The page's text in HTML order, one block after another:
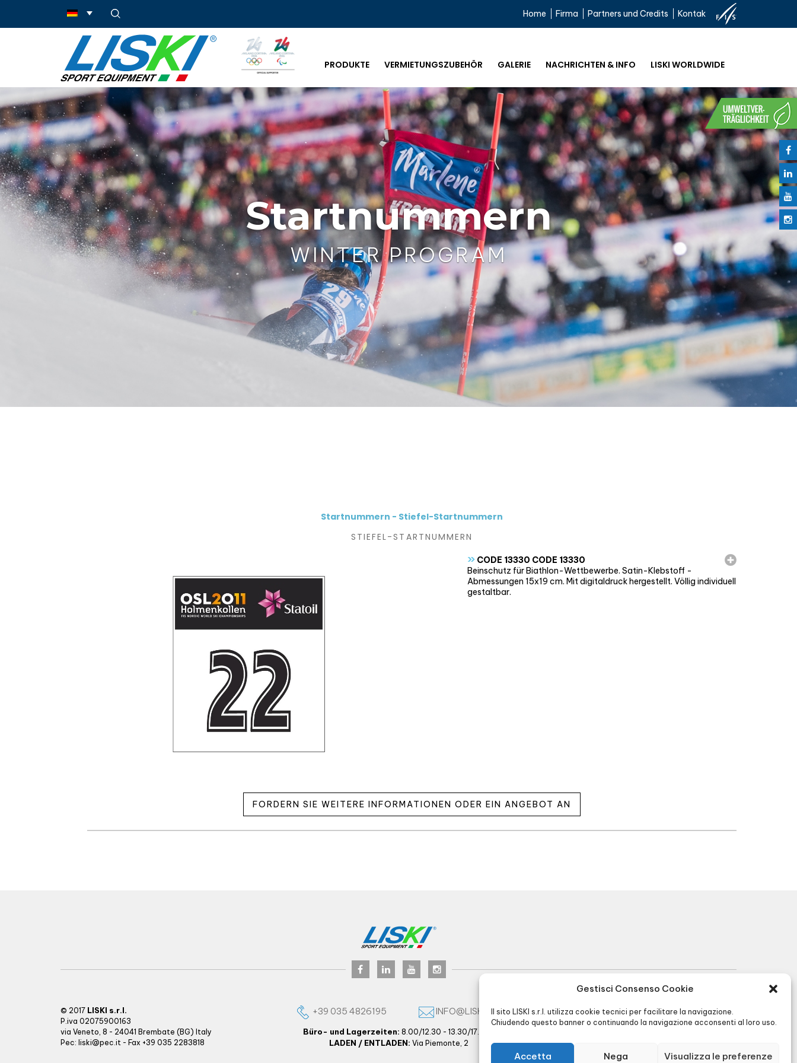
Gestisci Consenso Cookie
Il sito LISKI s.r.l. utilizza cookie tecnici per facilitare la navigazione.
Chiudendo questo banner o continuando la navigazione acconsenti al loro uso.
Accetta Nega Visualizza le preferenze
Home Firma Partners und Credits Kontak
PRODUKTE VERMIETUNGSZUBEHÖR GALERIE NACHRICHTEN & INFO LISKI WORLDWIDE
Startnummern
WINTER PROGRAM
Startnummern - Stiefel-Startnummern
STIEFEL-STARTNUMMERN
» CODE 13330 CODE 13330
Beinschutz für Biathlon-Wettbewerbe. Satin-Klebstoff -
Abmessungen 15x19 cm. Mit digitaldruck hergestellt. Völlig individuell
gestaltbar.
FORDERN SIE WEITERE INFORMATIONEN ODER EIN ANGEBOT AN
© 2017 LISKI s.r.l.
P.iva 02075900163
via Veneto, 8 - 24041 Brembate (BG) Italy
Pec: liski@pec.it - Fax +39 035 2283818
+39 035 4826195 INFO@LISKI.IT
Büro- und Lagerzeiten: 8.00/12.30 - 13.30/17.30 -
LADEN / ENTLADEN: Via Piemonte, 2
R.I. BG 01566430128 - R.E.A. BG256591 -
Cap. Soc. € 90.000,00 -Privacy&Cookie